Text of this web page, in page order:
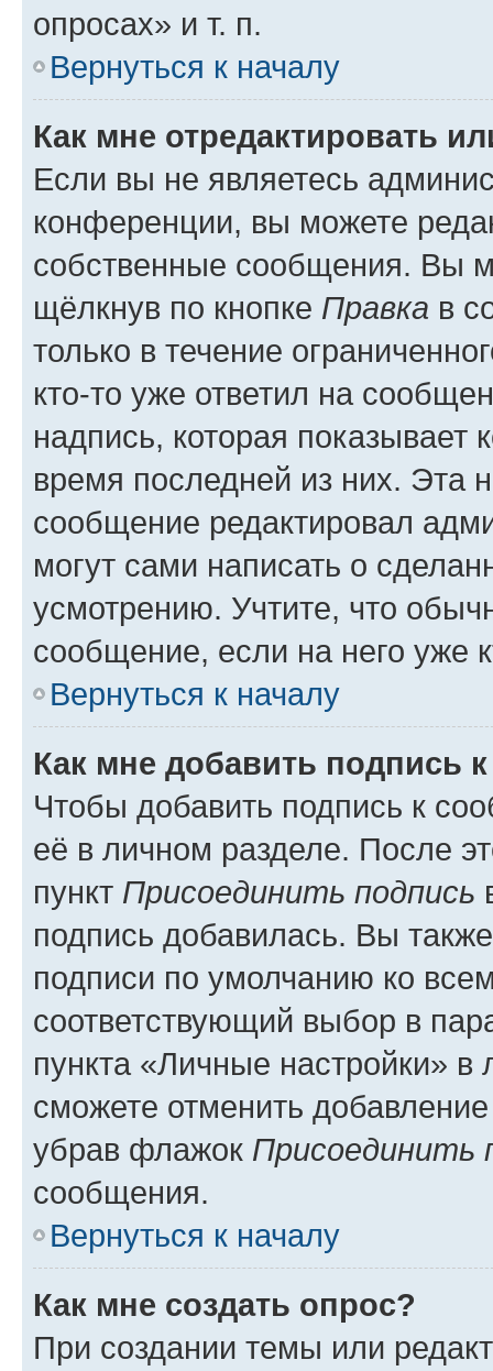
опросах» и т. п.
Вернуться к началу
Как мне отредактировать
Если вы не являетесь
конференции, вы можете
собственные сообщения. Вы
щёлкнув по кнопке Правка в
только в течение
кто-то уже ответил на
надпись, которая показывает
время последней из них. Эта
сообщение редактировал
могут сами написать о
усмотрению. Учтите, что
сообщение, если на него уже
Вернуться к началу
Как мне добавить подпись
Чтобы добавить подпись к
её в личном разделе. После
пункт Присоединить подпись
подпись добавилась. Вы
подписи по умолчанию ко
соответствующий выбор в
пункта «Личные настройки»
сможете отменить
убрав флажок Присоединить
сообщения.
Вернуться к началу
Как мне создать опрос?
При создании темы или